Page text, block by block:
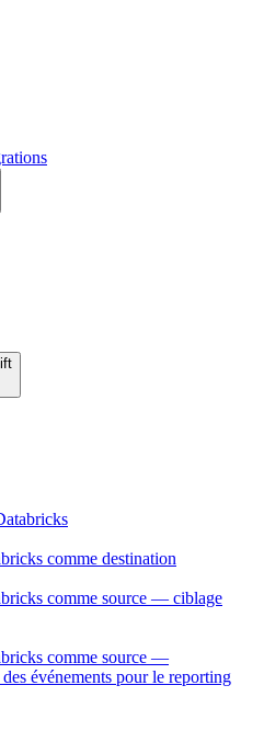
comme destination
comme source — ciblage
comme source —
événements pour le reporting